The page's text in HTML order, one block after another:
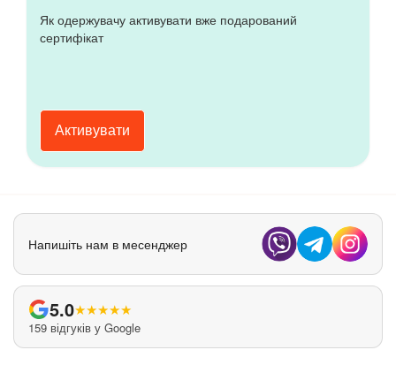
Як одержувачу активувати вже подарований
сертифікат
Активувати
Напишіть нам в месенджер
5.0★★★★★
159 відгуків у Google